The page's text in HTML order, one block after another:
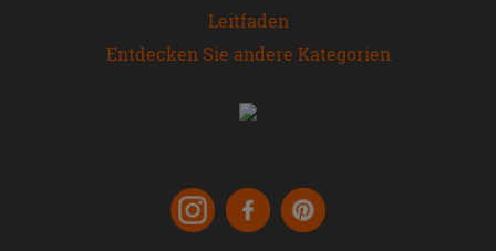
Leitfaden
Entdecken Sie andere Kategorien